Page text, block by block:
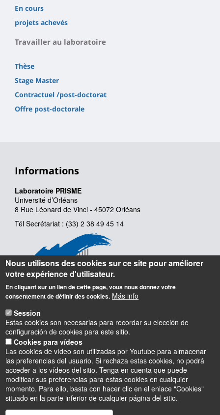
En cours
projets achevés
Travailler au laboratoire
Thèse
Stage Master
Contractuel /post-doctorat
Offre post-doctorale
Informations
Laboratoire PRISME
Université d’Orléans
8 Rue Léonard de Vinci - 45072 Orléans
Tél Secrétariat : (33) 2 38 49 45 14
Nous utilisons des cookies sur ce site pour améliorer
votre expérience d'utilisateur.
En cliquant sur un lien de cette page, vous nous donnez votre
consentement de définir des cookies. Más info
Session
Estas cookies son necesarias para recordar su elección de
configuración de cookies para este sitio.
Cookies para vídeos
Las cookies de vídeo son utilizadas por Youtube para almacenar
las preferencias del usuario. Si rechaza estas cookies, no podrá
acceder a los vídeos del sitio. Tenga en cuenta que puede
modificar sus preferencias para estas cookies en cualquier
momento. Para ello, basta con hacer clic en el enlace "Cookies"
situado en la parte inferior de cualquier página del sitio.